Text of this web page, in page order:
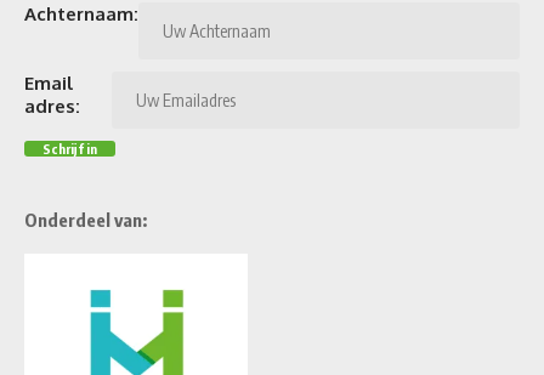
Achternaam:
Email
adres:
Onderdeel van: